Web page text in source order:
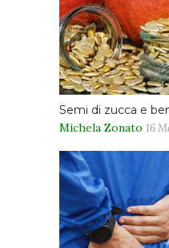
Semi di zucca e
Michela Zonato 16